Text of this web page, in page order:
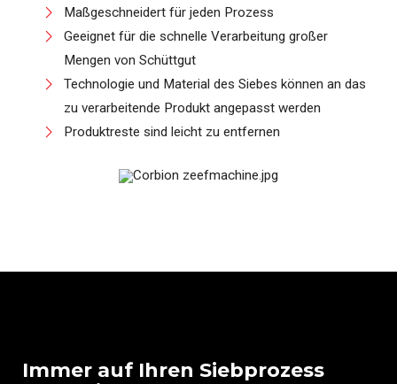
Maßgeschneidert für jeden Prozess
Geeignet für die schnelle Verarbeitung großer
Mengen von Schüttgut
Technologie und Material des Siebes können an das
zu verarbeitende Produkt angepasst werden
Produktreste sind leicht zu entfernen
Immer auf Ihren Siebprozess